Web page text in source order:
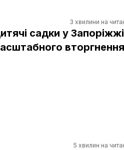
3 хвилини на
садки у Запоріжжі
вторгнення
5 хвилин на